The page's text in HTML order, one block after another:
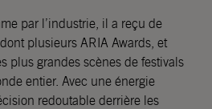
par l’industrie, il a reçu de
plusieurs ARIA Awards, et
plus grandes scènes de festivals
entier. Avec une énergie
redoutable derrière les